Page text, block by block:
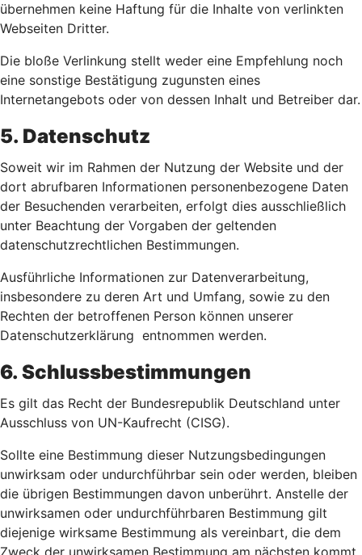
übernehmen keine Haftung für die Inhalte von verlinkten
Webseiten Dritter.
Die bloße Verlinkung stellt weder eine Empfehlung noch
eine sonstige Bestätigung zugunsten eines
Internetangebots oder von dessen Inhalt und Betreiber dar.
5. Datenschutz
Soweit wir im Rahmen der Nutzung der Website und der
dort abrufbaren Informationen personenbezogene Daten
der Besuchenden verarbeiten, erfolgt dies ausschließlich
unter Beachtung der Vorgaben der geltenden
datenschutzrechtlichen Bestimmungen.
Ausführliche Informationen zur Datenverarbeitung,
insbesondere zu deren Art und Umfang, sowie zu den
Rechten der betroffenen Person können unserer
Datenschutzerklärung entnommen werden.
6. Schlussbestimmungen
Es gilt das Recht der Bundesrepublik Deutschland unter
Ausschluss von UN-Kaufrecht (CISG).
Sollte eine Bestimmung dieser Nutzungsbedingungen
unwirksam oder undurchführbar sein oder werden, bleiben
die übrigen Bestimmungen davon unberührt. Anstelle der
unwirksamen oder undurchführbaren Bestimmung gilt
diejenige wirksame Bestimmung als vereinbart, die dem
Zweck der unwirksamen Bestimmung am nächsten kommt.